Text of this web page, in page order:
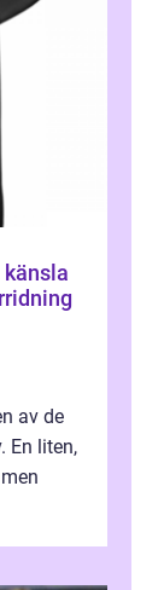
känsla
av de
En liten,